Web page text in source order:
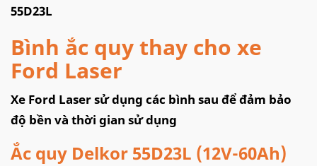
55D23L
Bình ắc quy thay cho xe
Ford Laser
Xe Ford Laser sử dụng các bình sau để đảm bảo
độ bền và thời gian sử dụng
Ắc quy Delkor 55D23L (12V-60Ah)